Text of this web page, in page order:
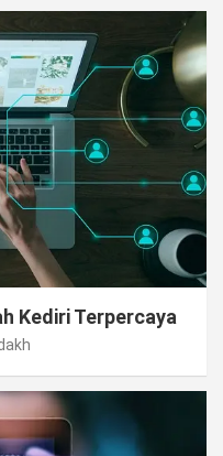
Kediri Terpercaya